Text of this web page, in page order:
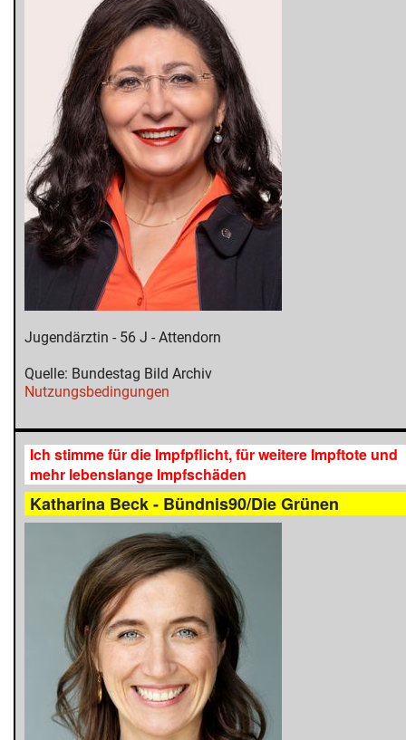
Jugendärztin - 56 J - Attendorn
Quelle: Bundestag Bild Archiv
Nutzungsbedingungen
Ich stimme für die Impfpflicht, für weitere Impftote und
mehr lebenslange Impfschäden
Katharina Beck - Bündnis90/Die Grünen